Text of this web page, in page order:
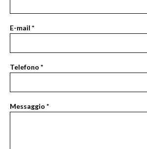
E-mail *
Telefono *
Messaggio *
questo